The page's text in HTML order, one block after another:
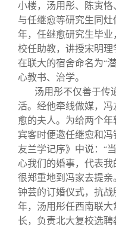
小楼，汤用彤、陈寅
与任继愈等研究生同灶
年，任继愈研究生毕
校任助教，讲授宋明
在联大的宿舍命名为“
心教书、治学。
汤用彤不仅善于传
活。经他牵线做媒，
愈的夫人。为给两个
宾客时便邀任继愈和
友兰学记序》中说： “
心我们的婚事，代表我
很郑重地到冯家去提亲
钟芸的订婚仪式，抗战
年，汤用彤任西南联
长，负责北大复校选